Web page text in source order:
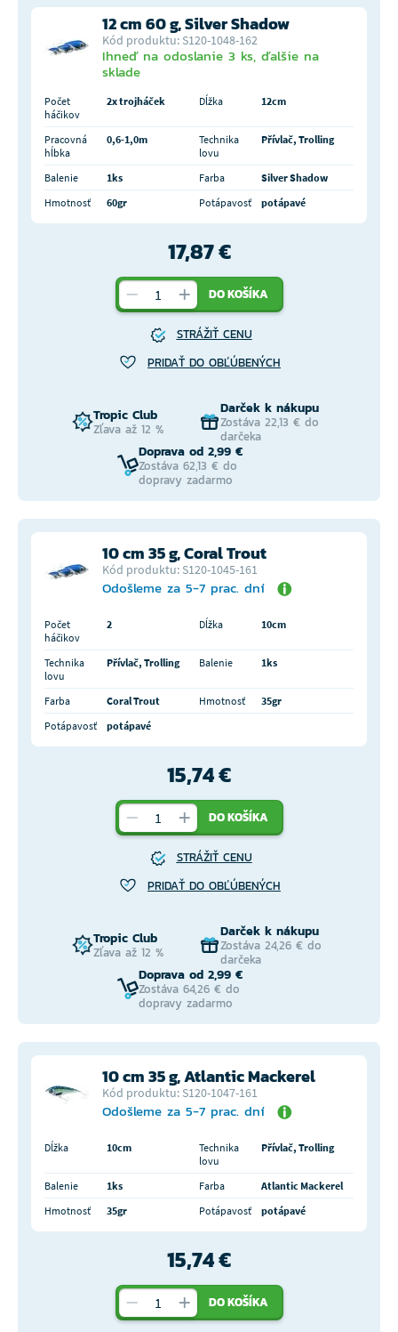
12 cm 60 g, Silver Shadow
Kód produktu: S120-1048-162
Ihneď na odoslanie 3 ks, ďalšie na
sklade
Počet
háčikov
2x trojháček Dĺžka 12cm
Pracovná
hĺbka
0,6-1,0m
Technika
lovu
Přívlač, Trolling
Balenie 1ks Farba
Silver Shadow
Hmotnosť
60gr Potápavosť potápavé
17,87 €
DO KOŠÍKA
STRÁŽIŤ CENU
PRIDAŤ DO OBĽÚBENÝCH
Tropic Club
Zľava až 12 %
Darček k nákupu
Zostáva 22,13 € do
darčeka
Doprava od 2,99 €
Zostáva 62,13 € do
dopravy zadarmo
10 cm 35 g, Coral Trout
Kód produktu: S120-1045-161
Odošleme za 5-7 prac. dní
Počet
háčikov
2 Dĺžka 10cm
Technika
lovu
Přívlač, Trolling Balenie 1ks
Farba Coral Trout Hmotnosť
35gr
Potápavosť
potápavé
15,74 €
DO KOŠÍKA
STRÁŽIŤ CENU
PRIDAŤ DO OBĽÚBENÝCH
Tropic Club
Zľava až 12 %
Darček k nákupu
Zostáva 24,26 € do
darčeka
Doprava od 2,99 €
Zostáva 64,26 € do
dopravy zadarmo
10 cm 35 g, Atlantic Mackerel
Kód produktu: S120-1047-161
Odošleme za 5-7 prac. dní
Dĺžka 10cm
Technika
lovu
Přívlač, Trolling
Balenie 1ks Farba
Atlantic Mackerel
Hmotnosť
35gr Potápavosť potápavé
15,74 €
DO KOŠÍKA